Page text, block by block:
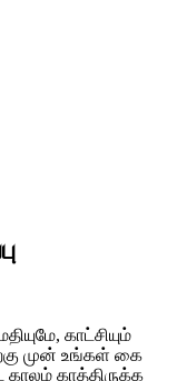
காட்சியும்
முன் உங்கள் கை
காத்திருக்க